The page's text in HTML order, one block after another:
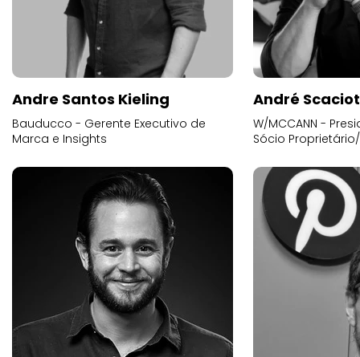
Andre Santos Kieling
Bauducco - Gerente Executivo de
Marca e Insights
André
W/MCCANN -
Sócio